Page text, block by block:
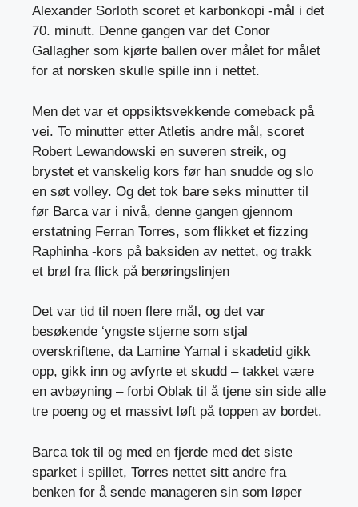
Alexander Sorloth scoret et karbonkopi -mål i det
70. minutt. Denne gangen var det Conor
Gallagher som kjørte ballen over målet for målet
for at norsken skulle spille inn i nettet.
Men det var et oppsiktsvekkende comeback på
vei. To minutter etter Atletis andre mål, scoret
Robert Lewandowski en suveren streik, og
brystet et vanskelig kors før han snudde og slo
en søt volley. Og det tok bare seks minutter til
før Barca var i nivå, denne gangen gjennom
erstatning Ferran Torres, som flikket et fizzing
Raphinha -kors på baksiden av nettet, og trakk
et brøl fra flick på berøringslinjen
Det var tid til noen flere mål, og det var
besøkende ‘yngste stjerne som stjal
overskriftene, da Lamine Yamal i skadetid gikk
opp, gikk inn og avfyrte et skudd – takket være
en avbøyning – forbi Oblak til å tjene sin side alle
tre poeng og et massivt løft på toppen av bordet.
Barca tok til og med en fjerde med det siste
sparket i spillet, Torres nettet sitt andre fra
benken for å sende manageren sin som løper